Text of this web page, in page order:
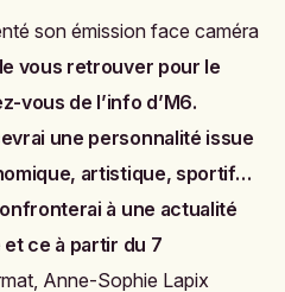
son émission face caméra
vous retrouver pour le
vous de l’info d’M6.
une personnalité issue
artistique, sportif…
à une actualité
ce à partir du 7
Anne-Sophie Lapix